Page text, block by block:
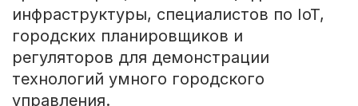
инфраструктуры, специалистов по IoT,
городских планировщиков и
регуляторов для демонстрации
технологий умного городского
управления.